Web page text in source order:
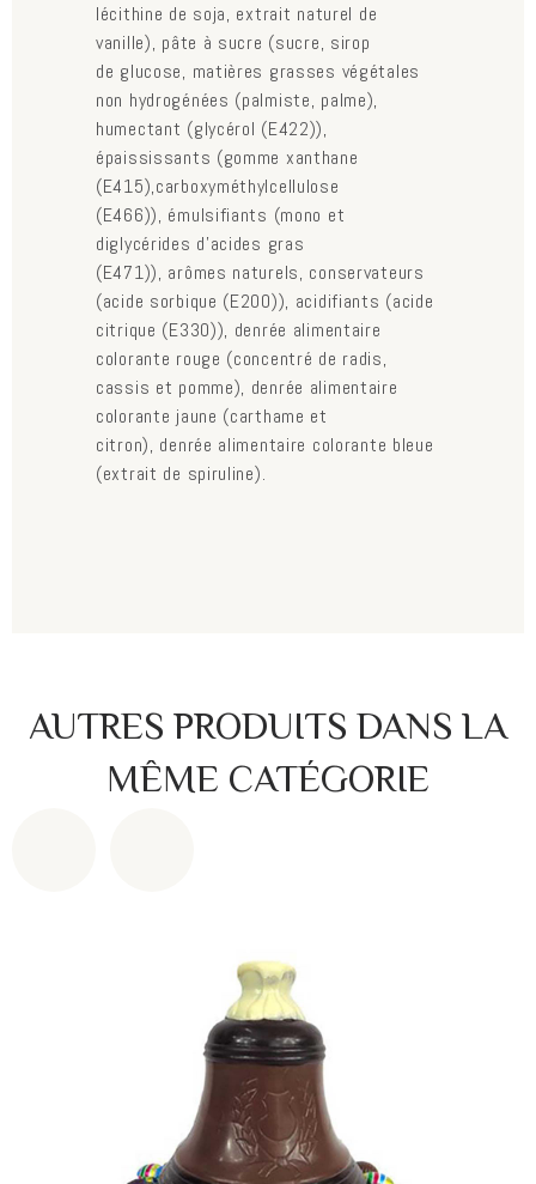
lécithine de soja, extrait naturel de
vanille), pâte à sucre (sucre, sirop
de glucose, matières grasses végétales
non hydrogénées (palmiste, palme),
humectant (glycérol (E422)),
épaississants (gomme xanthane
(E415),carboxyméthylcellulose
(E466)), émulsifiants (mono et
diglycérides d’acides gras
(E471)), arômes naturels, conservateurs
(acide sorbique (E200)), acidifiants (acide
citrique (E330)), denrée alimentaire
colorante rouge (concentré de radis,
cassis et pomme), denrée alimentaire
colorante jaune (carthame et
citron), denrée alimentaire colorante bleue
(extrait de spiruline).
AUTRES PRODUITS DANS LA
MÊME CATÉGORIE